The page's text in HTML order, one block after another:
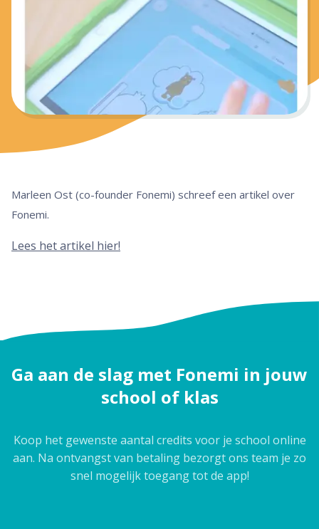
Marleen Ost (co-founder Fonemi) schreef een artikel over
Fonemi.
Lees het artikel hier!
Ga aan de slag met Fonemi in jouw
school of klas
Koop het gewenste aantal credits voor je school online
aan. Na ontvangst van betaling bezorgt ons team je zo
snel mogelijk toegang tot de app!